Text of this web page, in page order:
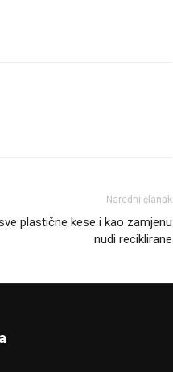
Naredni članak
plastične kese i kao zamjenu
nudi reciklirane